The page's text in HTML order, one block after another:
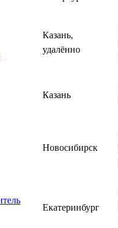
Казань,
удалённо
Казань
Новосибирск
Екатеринбург